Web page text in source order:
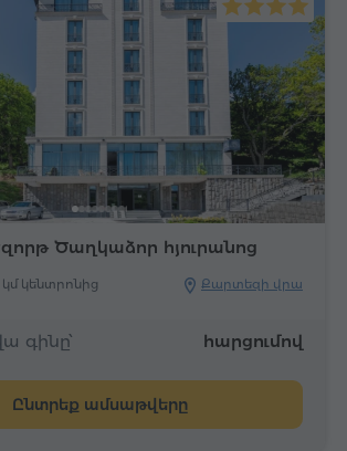
Ծաղկաձոր հյուրանոց
կմ կենտրոնից Քարտեզի վրա
գինը՝ հարցումով
Ընտրեք ամսաթվերը